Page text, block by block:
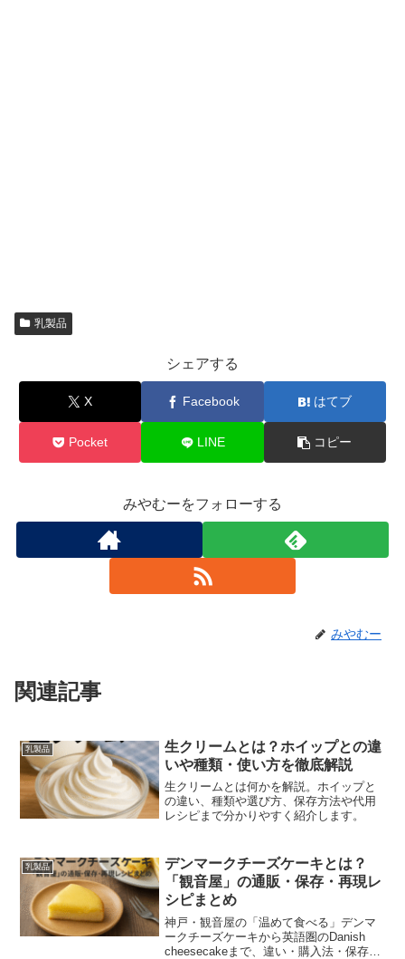
乳製品
シェアする
X Facebook はてブ
Pocket LINE コピー
みやむーをフォローする
みやむー
関連記事
乳製品
生クリームとは？ホイップとの違
いや種類・使い方を徹底解説
生クリームとは何かを解説。ホイップと
の違い、種類や選び方、保存方法や代用
レシピまで分かりやすく紹介します。
乳製品
デンマークチーズケーキとは？
「観音屋」の通販・保存・再現レ
シピまとめ
神戸・観音屋の「温めて食べる」デンマ
ークチーズケーキから英語圏のDanish
cheesecakeまで、違い・購入法・保存・